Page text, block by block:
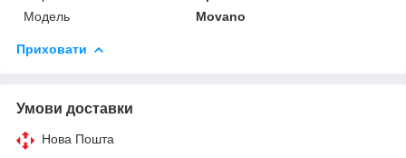
Модель
Movano
Приховати
Умови доставки
Нова Пошта